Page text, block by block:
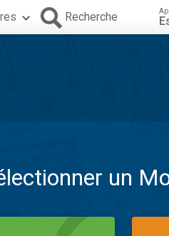
Recherche
un